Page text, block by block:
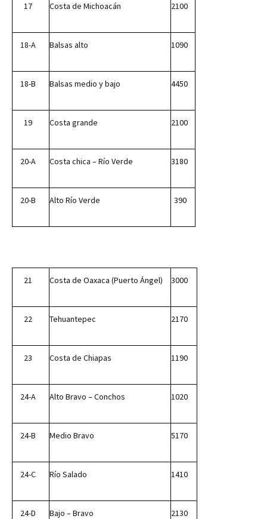
17 Costa de Michoacán 2100
18-A Balsas alto 1090
18-B Balsas medio y bajo 4450
19 Costa grande 2100
20-A Costa chica – Río Verde 3180
20-B Alto Río Verde 390
21 Costa de Oaxaca (Puerto Ángel) 3000
22 Tehuantepec 2170
23 Costa de Chiapas 1190
24-A Alto Bravo – Conchos 1020
24-B Medio Bravo 5170
24-C Río Salado 1410
24-D Bajo – Bravo 2130